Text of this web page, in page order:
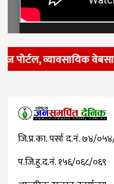
व्यावसायिक वेबसाइट,
जि.प्र.का. पर्सा द.नं. ७४/
प.जि.हु.द.नं. १५६/०६८/०६९